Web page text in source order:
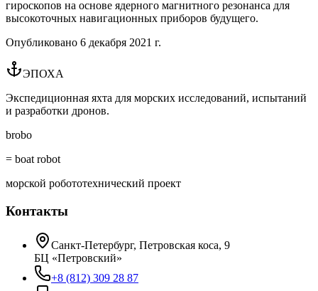
гироскопов на основе ядерного магнитного резонанса для
высокоточных навигационных приборов будущего.
Опубликовано 6 декабря 2021 г.
ЭПОХА
Экспедиционная яхта для морских исследований, испытаний
и разработки дронов.
brobo
= boat robot
морской робототехнический проект
Контакты
Санкт-Петербург, Петровская коса, 9
БЦ «Петровский»
+8 (812) 309 28 87